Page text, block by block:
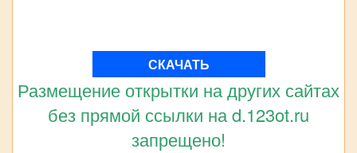
СКАЧАТЬ
Размещение открытки на других сайтах
без прямой ссылки на d.123ot.ru
запрещено!